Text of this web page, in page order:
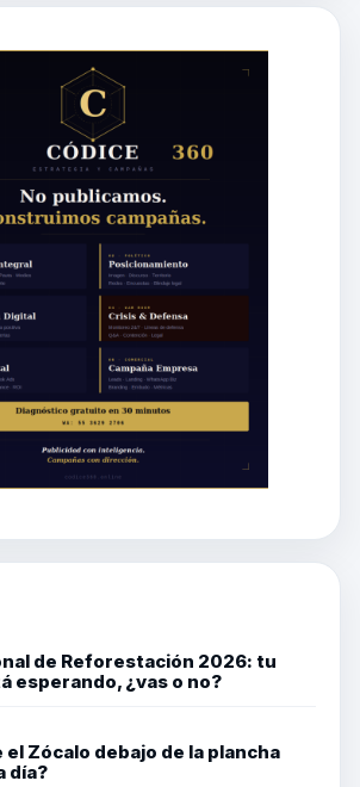
de Reforestación 2026: tu
esperando, ¿vas o no?
el Zócalo debajo de la plancha
día?